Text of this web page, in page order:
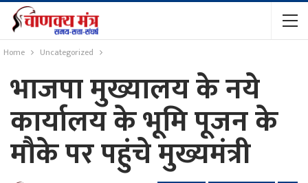
Home Uncategorized
भाजपा मुख्यालय के नये
कार्यालय के भूमि पूजन के
मौके पर पहुंचे मुख्यमंत्री